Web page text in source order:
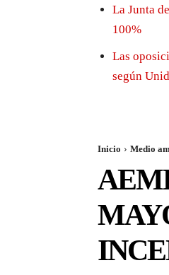
La Junta
100%
Las
según